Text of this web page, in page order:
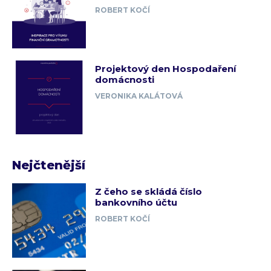
ROBERT KOČÍ
Projektový den Hospodaření
domácnosti
VERONIKA KALÁTOVÁ
Nejčtenější
Z čeho se skládá číslo
bankovního účtu
ROBERT KOČÍ